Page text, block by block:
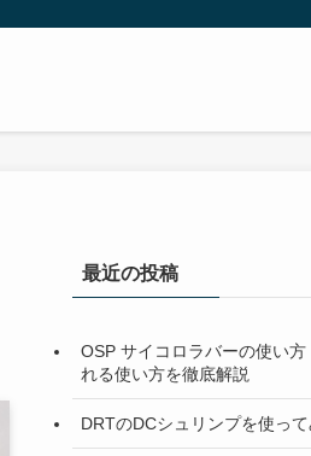
最近の投稿
OSP サイコロラバーの使い
れる使い方を徹底解説
DRTのDCシュリンプを使っ